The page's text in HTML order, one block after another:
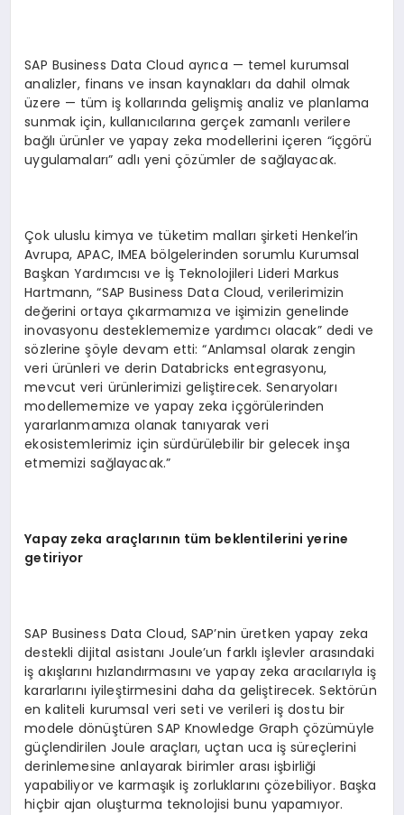
SAP Business Data Cloud ayrıca — temel kurumsal
analizler, finans ve insan kaynakları da dahil olmak
üzere — tüm iş kollarında gelişmiş analiz ve planlama
sunmak için, kullanıcılarına gerçek zamanlı verilere
bağlı ürünler ve yapay zeka modellerini içeren “içgörü
uygulamaları” adlı yeni çözümler de sağlayacak.
Çok uluslu kimya ve tüketim malları şirketi Henkel’in
Avrupa, APAC, IMEA bölgelerinden sorumlu Kurumsal
Başkan Yardımcısı ve İş Teknolojileri Lideri Markus
Hartmann, “SAP Business Data Cloud, verilerimizin
değerini ortaya çıkarmamıza ve işimizin genelinde
inovasyonu desteklememize yardımcı olacak” dedi ve
sözlerine şöyle devam etti: “Anlamsal olarak zengin
veri ürünleri ve derin Databricks entegrasyonu,
mevcut veri ürünlerimizi geliştirecek. Senaryoları
modellememize ve yapay zeka içgörülerinden
yararlanmamıza olanak tanıyarak veri
ekosistemlerimiz için sürdürülebilir bir gelecek inşa
etmemizi sağlayacak.”
Yapay zeka araçlarının tüm beklentilerini yerine
getiriyor
SAP Business Data Cloud, SAP’nin üretken yapay zeka
destekli dijital asistanı Joule’un farklı işlevler arasındaki
iş akışlarını hızlandırmasını ve yapay zeka aracılarıyla iş
kararlarını iyileştirmesini daha da geliştirecek. Sektörün
en kaliteli kurumsal veri seti ve verileri iş dostu bir
modele dönüştüren SAP Knowledge Graph çözümüyle
güçlendirilen Joule araçları, uçtan uca iş süreçlerini
derinlemesine anlayarak birimler arası işbirliği
yapabiliyor ve karmaşık iş zorluklarını çözebiliyor. Başka
hiçbir ajan oluşturma teknolojisi bunu yapamıyor.